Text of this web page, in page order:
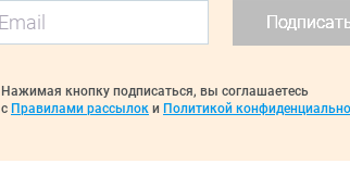
Нажимая кнопку подписаться, вы соглашаетесь
с Правилами рассылок и Политикой